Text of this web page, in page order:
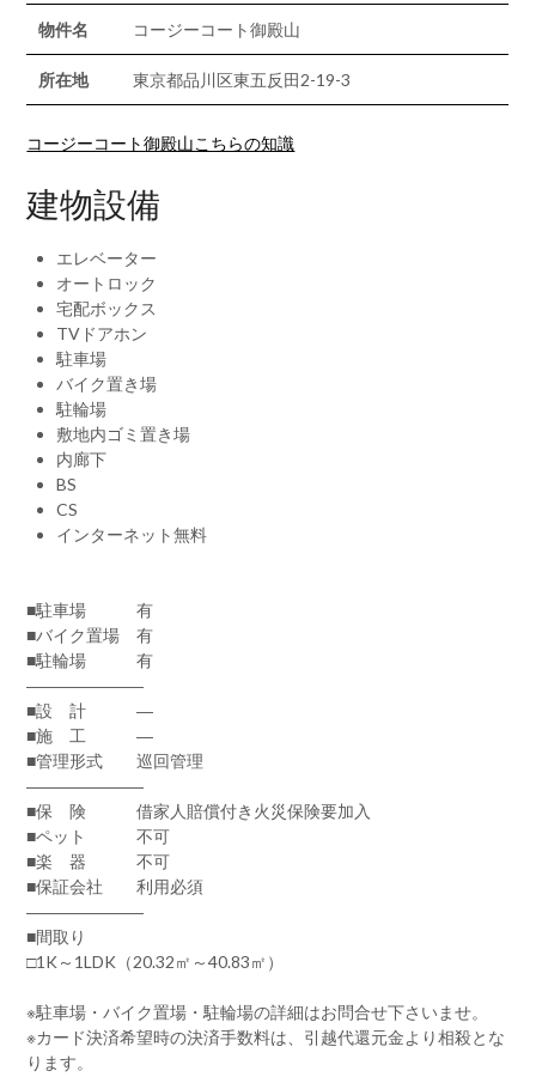
物件名 コージーコート御殿山
所在地 東京都品川区東五反田2-19-3
コージーコート御殿山こちらの知識
建物設備
エレベーター
オートロック
宅配ボックス
TVドアホン
駐車場
バイク置き場
駐輪場
敷地内ゴミ置き場
内廊下
BS
CS
インターネット無料
■駐車場 有
■バイク置場 有
■駐輪場 有
―――――――
■設 計 ―
■施 工 ―
■管理形式 巡回管理
―――――――
■保 険 借家人賠償付き火災保険要加入
■ペット 不可
■楽 器 不可
■保証会社 利用必須
―――――――
■間取り
□1K～1LDK（20.32㎡～40.83㎡）
※駐車場・バイク置場・駐輪場の詳細はお問合せ下さいませ。
※カード決済希望時の決済手数料は、引越代還元金より相殺とな
ります。